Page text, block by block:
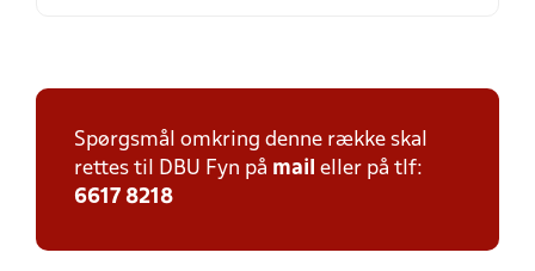
Spørgsmål omkring denne række skal
rettes til DBU Fyn på mail eller på tlf:
6617 8218